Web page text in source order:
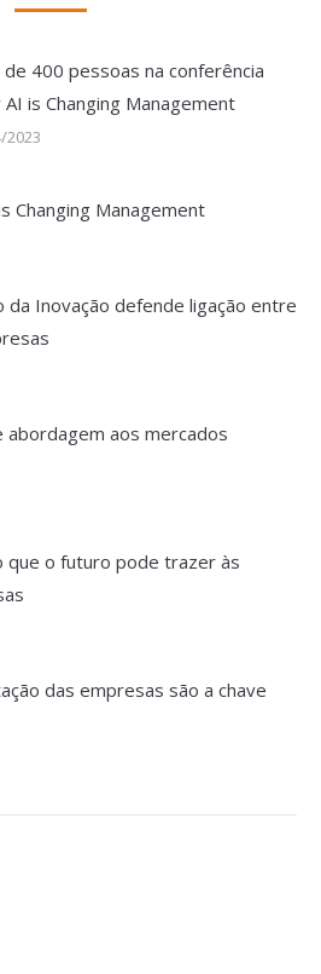
de 400 pessoas na conferência
is Changing Management
2023
Changing Management
da Inovação defende ligação entre
abordagem aos mercados
que o futuro pode trazer às
das empresas são a chave